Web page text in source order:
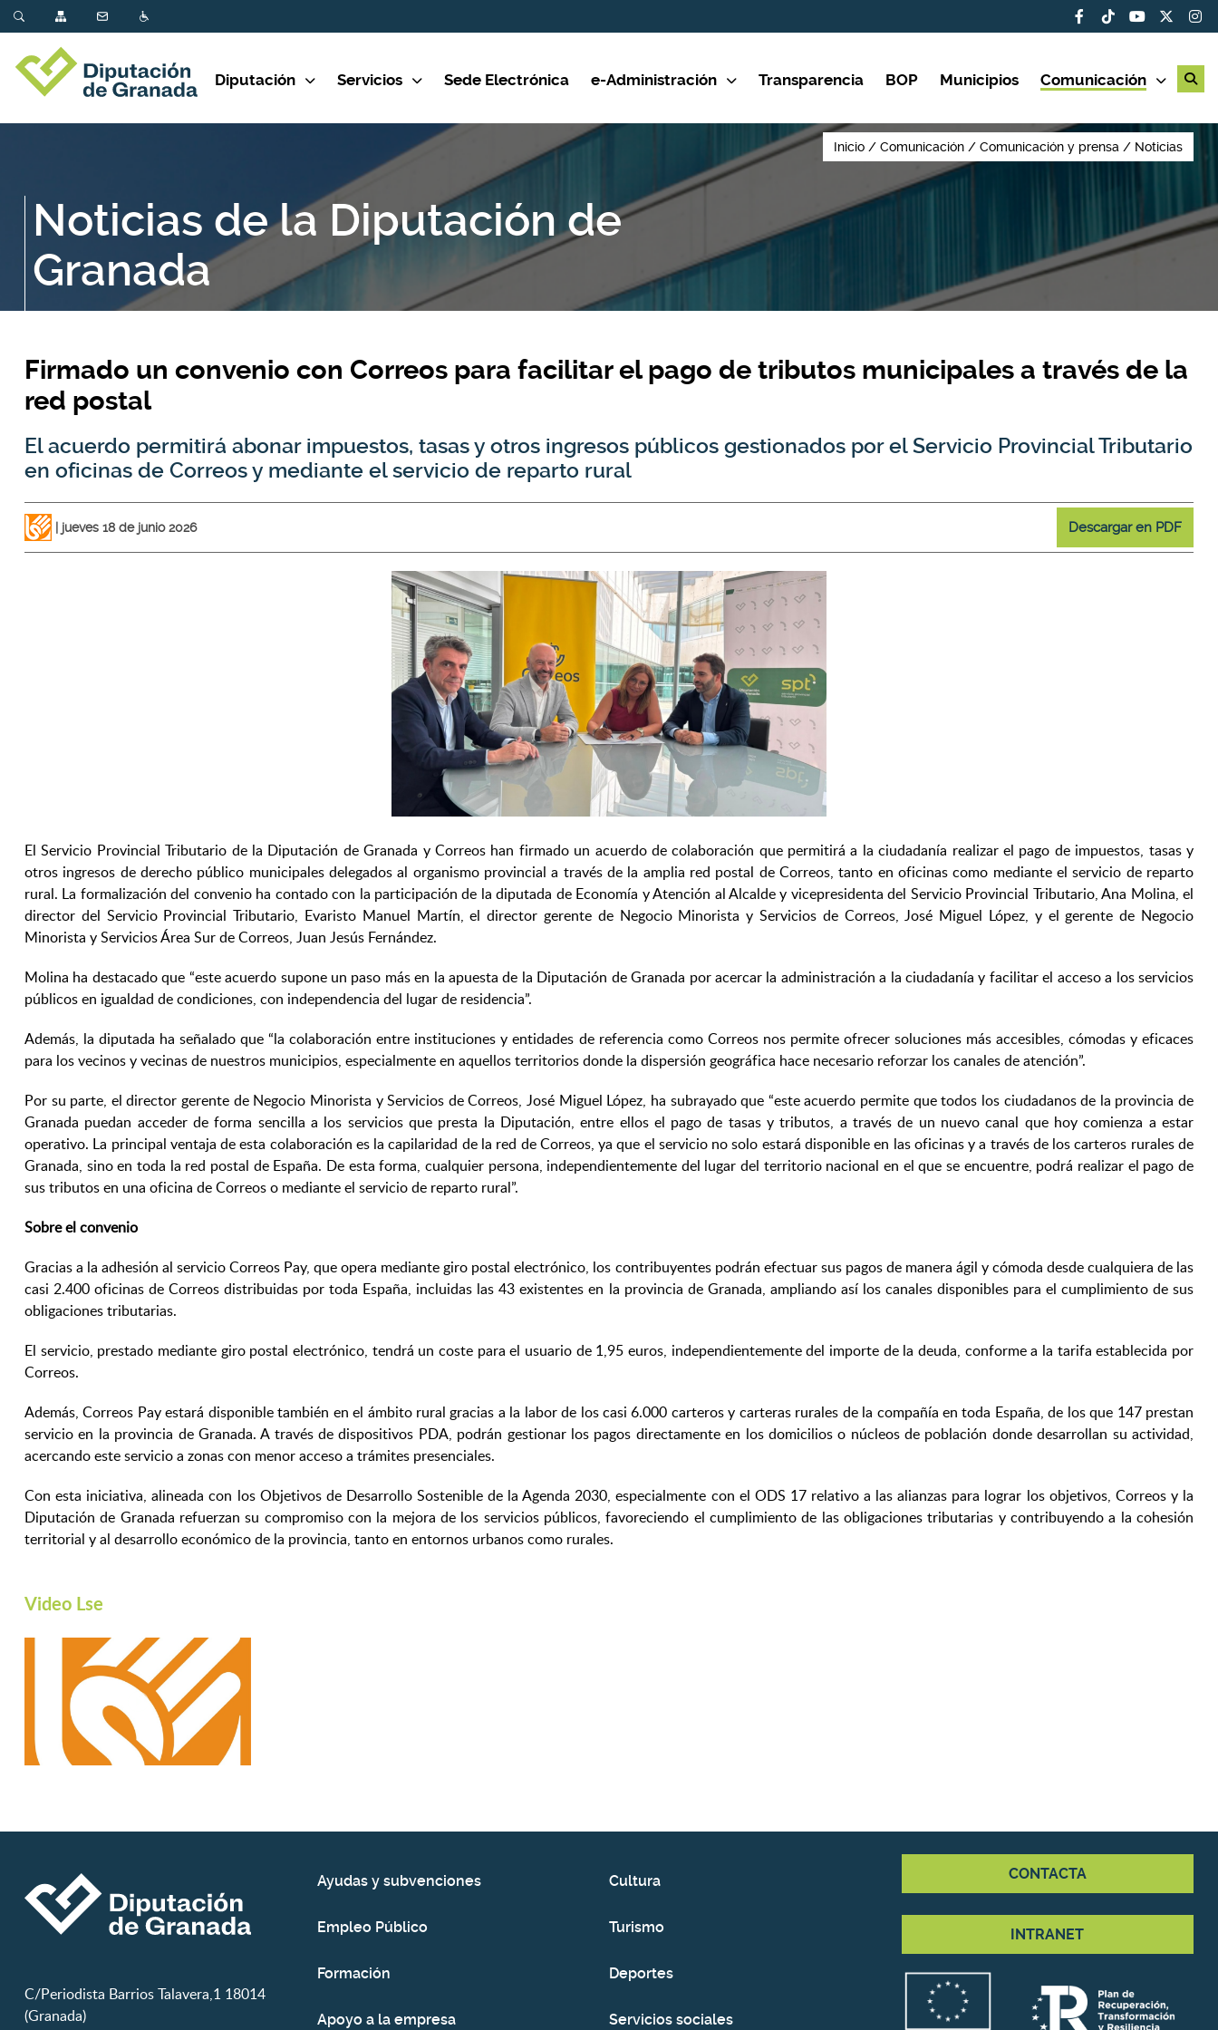
Diputación Servicios Sede Electrónica e-Administración Transparencia BOP Municipios Comunicación
Noticias de la Diputación de
Granada
Inicio Comunicación Comunicación y prensa Noticias
Firmado un convenio con Correos para facilitar el pago de tributos municipales a través de la
red postal
El acuerdo permitirá abonar impuestos, tasas y otros ingresos públicos gestionados por el Servicio Provincial Tributario
en oficinas de Correos y mediante el servicio de reparto rural
jueves 18 de junio 2026 Descargar en PDF
El Servicio Provincial Tributario de la Diputación de Granada y Correos han firmado un acuerdo de colaboración que permitirá a la ciudadanía realizar el pago de impuestos, tasas y
otros ingresos de derecho público municipales delegados al organismo provincial a través de la amplia red postal de Correos, tanto en oficinas como mediante el servicio de reparto
rural. La formalización del convenio ha contado con la participación de la diputada de Economía y Atención al Alcalde y vicepresidenta del Servicio Provincial Tributario, Ana Molina, el
director del Servicio Provincial Tributario, Evaristo Manuel Martín, el director gerente de Negocio Minorista y Servicios de Correos, José Miguel López, y el gerente de Negocio
Minorista y Servicios Área Sur de Correos, Juan Jesús Fernández.
Molina ha destacado que “este acuerdo supone un paso más en la apuesta de la Diputación de Granada por acercar la administración a la ciudadanía y facilitar el acceso a los servicios
públicos en igualdad de condiciones, con independencia del lugar de residencia”.
Además, la diputada ha señalado que “la colaboración entre instituciones y entidades de referencia como Correos nos permite ofrecer soluciones más accesibles, cómodas y eficaces
para los vecinos y vecinas de nuestros municipios, especialmente en aquellos territorios donde la dispersión geográfica hace necesario reforzar los canales de atención”.
Por su parte, el director gerente de Negocio Minorista y Servicios de Correos, José Miguel López, ha subrayado que “este acuerdo permite que todos los ciudadanos de la provincia de
Granada puedan acceder de forma sencilla a los servicios que presta la Diputación, entre ellos el pago de tasas y tributos, a través de un nuevo canal que hoy comienza a estar
operativo. La principal ventaja de esta colaboración es la capilaridad de la red de Correos, ya que el servicio no solo estará disponible en las oficinas y a través de los carteros rurales de
Granada, sino en toda la red postal de España. De esta forma, cualquier persona, independientemente del lugar del territorio nacional en el que se encuentre, podrá realizar el pago de
sus tributos en una oficina de Correos o mediante el servicio de reparto rural”.
Sobre el convenio
Gracias a la adhesión al servicio Correos Pay, que opera mediante giro postal electrónico, los contribuyentes podrán efectuar sus pagos de manera ágil y cómoda desde cualquiera de las
casi 2.400 oficinas de Correos distribuidas por toda España, incluidas las 43 existentes en la provincia de Granada, ampliando así los canales disponibles para el cumplimiento de sus
obligaciones tributarias.
El servicio, prestado mediante giro postal electrónico, tendrá un coste para el usuario de 1,95 euros, independientemente del importe de la deuda, conforme a la tarifa establecida por
Correos.
Además, Correos Pay estará disponible también en el ámbito rural gracias a la labor de los casi 6.000 carteros y carteras rurales de la compañía en toda España, de los que 147 prestan
servicio en la provincia de Granada. A través de dispositivos PDA, podrán gestionar los pagos directamente en los domicilios o núcleos de población donde desarrollan su actividad,
acercando este servicio a zonas con menor acceso a trámites presenciales.
Con esta iniciativa, alineada con los Objetivos de Desarrollo Sostenible de la Agenda 2030, especialmente con el ODS 17 relativo a las alianzas para lograr los objetivos, Correos y la
Diputación de Granada refuerzan su compromiso con la mejora de los servicios públicos, favoreciendo el cumplimiento de las obligaciones tributarias y contribuyendo a la cohesión
territorial y al desarrollo económico de la provincia, tanto en entornos urbanos como rurales.
Video Lse
C/Periodista Barrios Talavera,1 18014
(Granada)
Ayudas y subvenciones
Empleo Público
Formación
Apoyo a la empresa
Cultura
Turismo
Deportes
Servicios sociales
CONTACTA
INTRANET